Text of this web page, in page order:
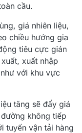
cầu.
giá nhiên liệu,
chiều hướng gia
tiêu cực gián
xuất nhập
với khu vực
tăng sẽ đẩy giá
không tiếp
tuyến vận tải hàng